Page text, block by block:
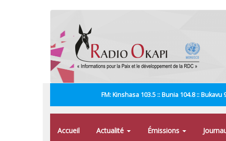
FM: Kinshasa 103.5 :: Bunia 104.8 ::
Accueil Actualité Émissions